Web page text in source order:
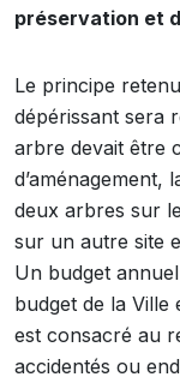
préservation et
Le principe
dépérissant sera
arbre devait être
d’aménagement,
deux arbres sur
sur un autre site
Un budget
budget de la
est consacré au
accidentés ou